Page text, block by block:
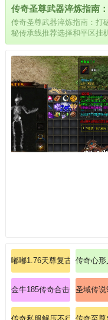
传奇圣尊武器淬炼指南
传奇圣尊武器淬炼指南：打
秘传承线推荐选择和平区挂
环助你极速变强
嘟嘟1.76天尊复古: 天尊降
传奇心
金牛185传奇合击；额外枯
圣域传